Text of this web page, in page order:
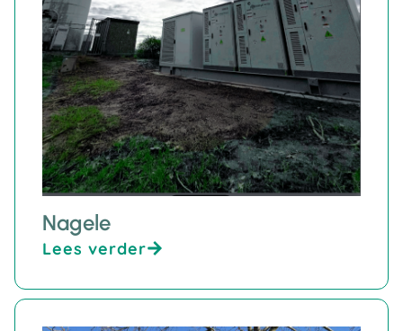
Nagele
Lees verder